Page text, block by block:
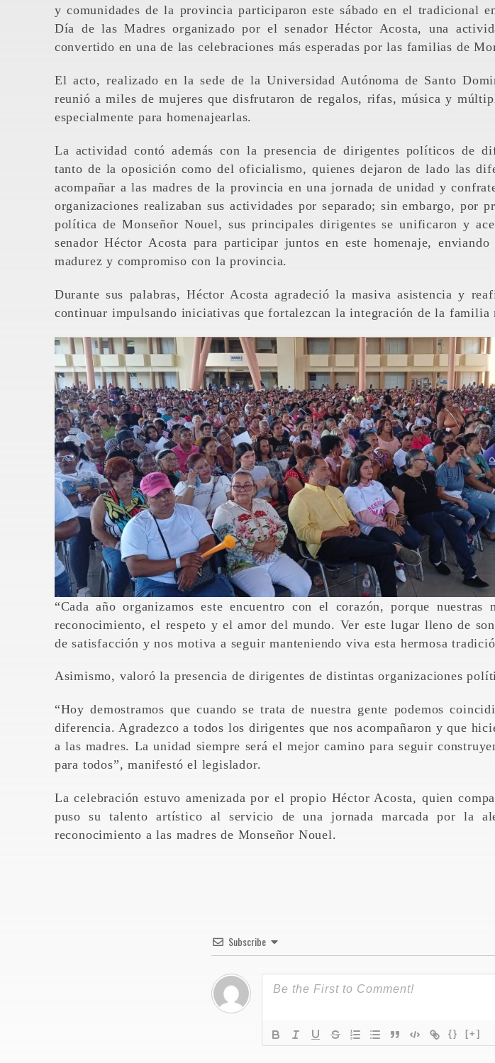
y comunidades de la provincia participaron este sábado en el tradicional
Día de las Madres organizado por el senador Héctor Acosta, una
convertido en una de las celebraciones más esperadas por las familias de
El acto, realizado en la sede de la Universidad Autónoma de Santo
reunió a miles de mujeres que disfrutaron de regalos, rifas, música y
especialmente para homenajearlas.
La actividad contó además con la presencia de dirigentes políticos de
tanto de la oposición como del oficialismo, quienes dejaron de lado las
acompañar a las madres de la provincia en una jornada de unidad y
organizaciones realizaban sus actividades por separado; sin embargo, por
política de Monseñor Nouel, sus principales dirigentes se unificaron y
senador Héctor Acosta para participar juntos en este homenaje, enviando
madurez y compromiso con la provincia.
Durante sus palabras, Héctor Acosta agradeció la masiva asistencia y
continuar impulsando iniciativas que fortalezcan la integración de la familia
“Cada año organizamos este encuentro con el corazón, porque nuestras
reconocimiento, el respeto y el amor del mundo. Ver este lugar lleno de
de satisfacción y nos motiva a seguir manteniendo viva esta hermosa
Asimismo, valoró la presencia de dirigentes de distintas organizaciones
“Hoy demostramos que cuando se trata de nuestra gente podemos
diferencia. Agradezco a todos los dirigentes que nos acompañaron y que
a las madres. La unidad siempre será el mejor camino para seguir
para todos”, manifestó el legislador.
La celebración estuvo amenizada por el propio Héctor Acosta, quien
puso su talento artístico al servicio de una jornada marcada por la
reconocimiento a las madres de Monseñor Nouel.
Subscribe
{} [+]